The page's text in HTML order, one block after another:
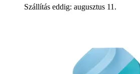
Szállítás eddig: augusztus 11.